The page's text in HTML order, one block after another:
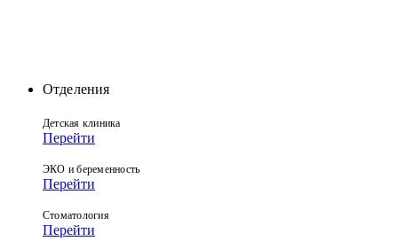
Отделения
Детская клиника
Перейти
ЭКО и беременность
Перейти
Стоматология
Перейти